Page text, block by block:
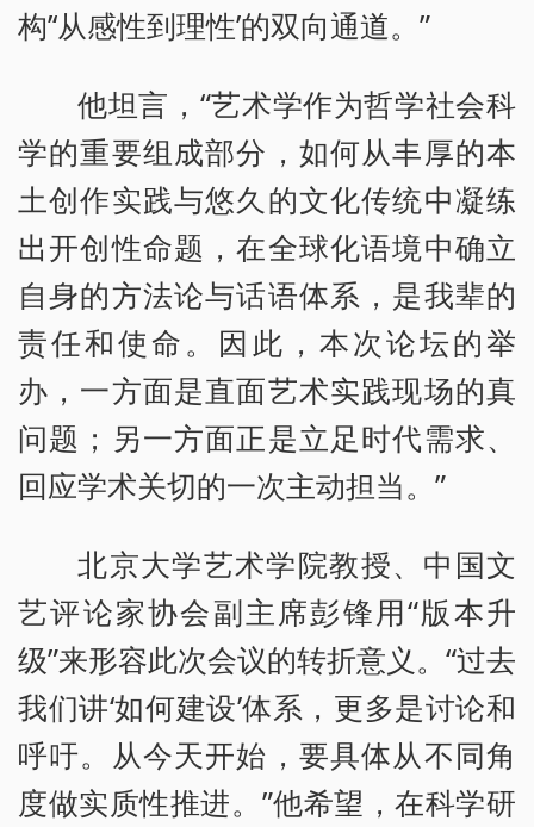
构’‘从感性到理性’的双向通道。”
他坦言，“艺术学作为哲学社会科
学的重要组成部分，如何从丰厚的本
土创作实践与悠久的文化传统中凝练
出开创性命题，在全球化语境中确立
自身的方法论与话语体系，是我辈的
责任和使命。因此，本次论坛的举
办，一方面是直面艺术实践现场的真
问题；另一方面正是立足时代需求、
回应学术关切的一次主动担当。”
北京大学艺术学院教授、中国文
艺评论家协会副主席彭锋用“版本升
级”来形容此次会议的转折意义。“过去
我们讲‘如何建设’体系，更多是讨论和
呼吁。从今天开始，要具体从不同角
度做实质性推进。”他希望，在科学研